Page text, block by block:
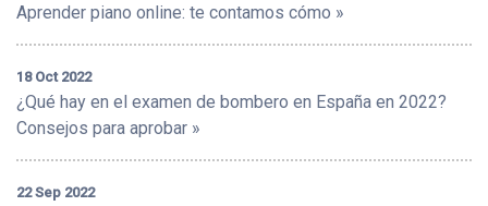
Aprender piano online: te contamos cómo »
18 Oct 2022
¿Qué hay en el examen de bombero en España en 2022?
Consejos para aprobar »
22 Sep 2022